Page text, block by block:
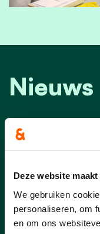
Deze website
We gebruiken
personaliseren, om
en om ons
Nieuws